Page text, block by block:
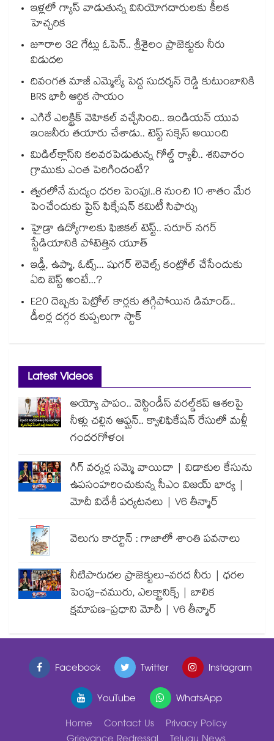
ఇళ్లలో గ్యాస్ వాడుతున్న వినియోగదారులకు కీలక
హెచ్చరిక
జూరాల 32 గేట్లు ఓపెన్.. శ్రీశైలం ప్రాజెక్టుకు నీరు
విడుదల
దివంగత మాజీ ఎమ్మెల్యే పెద్ద సుదర్శన్ రెడ్డి కుటుంబానికి
BRS భారీ ఆర్థిక సాయం
ఎగిరే ఎలక్ట్రిక్ వెహికల్ వచ్చేసింది.. ఇండియన్ యువ
ఇంజనీరు తయారు చేశాడు.. టెస్ట్ సక్సెస్ అయింది
మిడిల్‌క్లాస్‌ని కలవరపెడుతున్న గోల్డ్ ర్యాలీ.. శనివారం
గ్రాముకు ఎంత పెరిగిందంటే?
త్వరలోనే మద్యం ధ‌‌ర‌‌ల పెంపు!..8 నుంచి 10 శాతం మేర
పెంచేందుకు ప్రైస్ ఫిక్సేష‌‌న్ క‌‌మిటీ సిఫార్సు
హైడ్రా ఉద్యోగాలకు ఫిజికల్ టెస్ట్.. సరూర్ నగర్
స్టేడియానికి పోటెత్తిన యూత్
ఇడ్లీ, ఉప్మా, ఓట్స్... షుగర్ లెవెల్స్ కంట్రోల్ చేసేందుకు
ఏది బెస్ట్ అంటే...?
E20 దెబ్బకు పెట్రోల్ కార్లకు తగ్గిపోయిన డిమాండ్..
డీలర్ల దగ్గర కుప్పలుగా స్టాక్
Latest Videos
అయ్యో పాపం.. వెస్టిండీస్ వరల్డ్‌కప్ ఆశలపై
నీళ్లు చల్లిన ఆఫ్ఘన్.. క్వాలిఫికేషన్ రేసులో మళ్లీ
గందరగోళం!
గిగ్ వర్కర్ల సమ్మె వాయిదా | విడాకుల కేసును
ఉపసంహరించుకున్న సీఎం విజయ్ భార్య |
మోదీ విదేశీ పర్యటనలు | V6 తీన్మార్
వెలుగు కార్టూన్ : గాజాలో శాంతి పవనాలు
నీటిపారుదల ప్రాజెక్టులు-వరద నీరు | ధరల
పెంపు-చమురు, ఎలక్ట్రానిక్స్ | బాలిక
క్షమాపణ-ప్రధాని మోదీ | V6 తీన్మార్
Facebook Twitter
Instagram
YouTube
WhatsApp
Home
Contact Us
Privacy Policy